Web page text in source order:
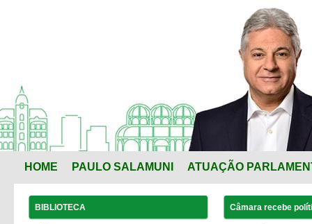
HOME PAULO SALAMUNI ATUAÇÃO
BIBLIOTECA Câmara recebe